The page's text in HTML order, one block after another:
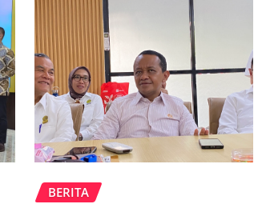
BERITA